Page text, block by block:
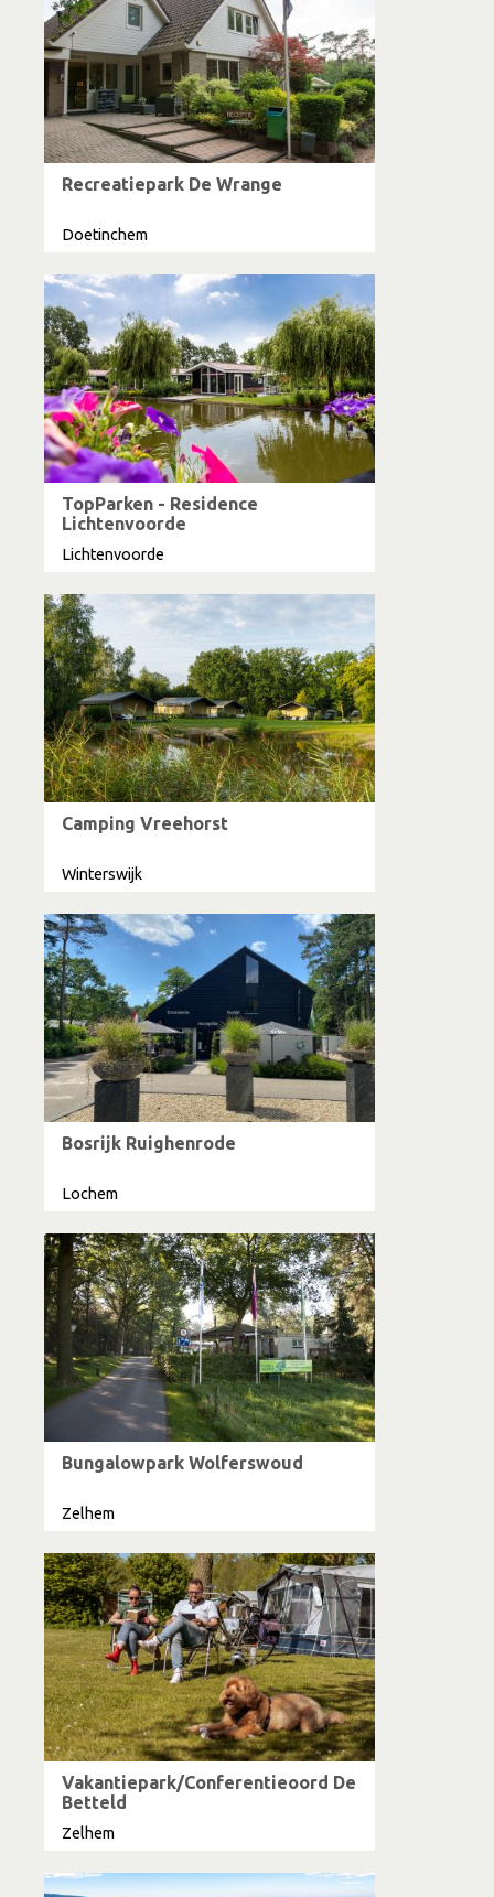
Recreatiepark De Wrange
Doetinchem
TopParken - Residence
Lichtenvoorde
Lichtenvoorde
Camping Vreehorst
Winterswijk
Bosrijk Ruighenrode
Lochem
Bungalowpark Wolferswoud
Zelhem
Vakantiepark/Conferentieoord De
Betteld
Zelhem